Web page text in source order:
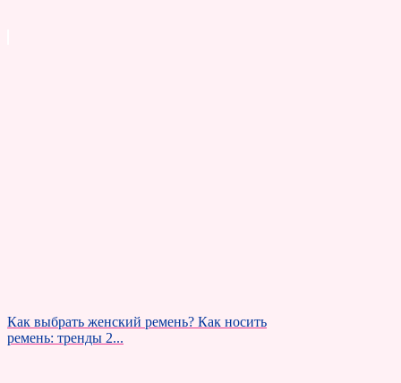
Как выбрать женский ремень? Как носить
ремень: тренды 2...